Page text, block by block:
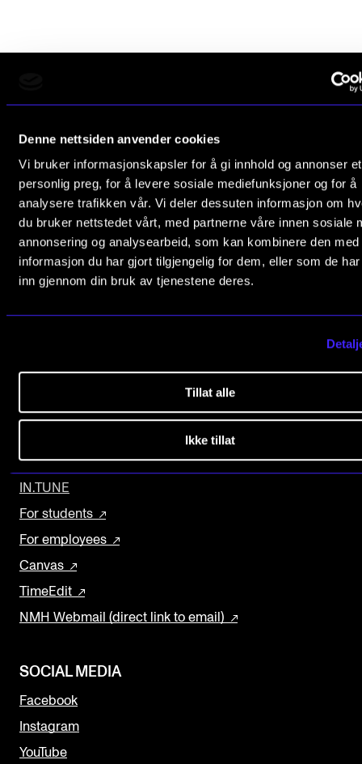
Denne nettsiden anvender cookies
Vi bruker informasjonskapsler for å gi innhold og annonser et
personlig preg, for å levere sosiale mediefunksjoner og for å
analysere trafikken vår. Vi deler dessuten informasjon om
du bruker nettstedet vårt, med partnerne våre innen sosiale
annonsering og analysearbeid, som kan kombinere den med
informasjon du har gjort tilgjengelig for dem, eller som de
inn gjennom din bruk av tjenestene deres.
Tillat alle
Ikke tillat
Projects
INTERNATIONAL
Collaboration
Networks
International Activities
IN.TUNE
INFO
About the Academy
The Student Committee (SUT) (student.nmh.no)
NEWS
News and Stories
Slemdalsveien 11
0369 Oslo, Norway
+47 23 36 70 00
post@nmh.no
USEFUL PAGES
Current Vacancies
EXPLORE MORE
IN.TUNE
For students
For employees
Canvas
TimeEdit
NMH Webmail (direct link to email)
SOCIAL MEDIA
Facebook
Instagram
YouTube